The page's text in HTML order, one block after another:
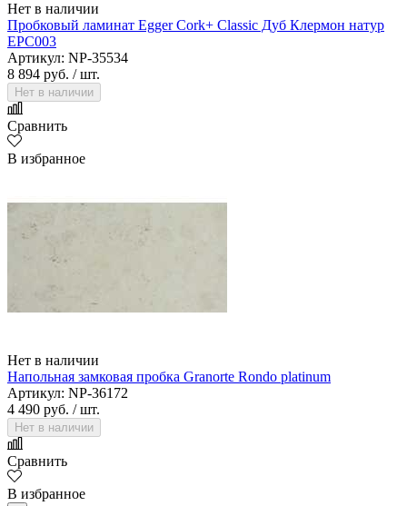
Нет в наличии
Пробковый ламинат Egger Cork+ Classic Дуб Клермон натур
EPC003
Артикул: NP-35534
8 894 руб. / шт.
Нет в наличии
Сравнить
В избранное
Нет в наличии
Напольная замковая пробка Granorte Rondo platinum
Артикул: NP-36172
4 490 руб. / шт.
Нет в наличии
Сравнить
В избранное